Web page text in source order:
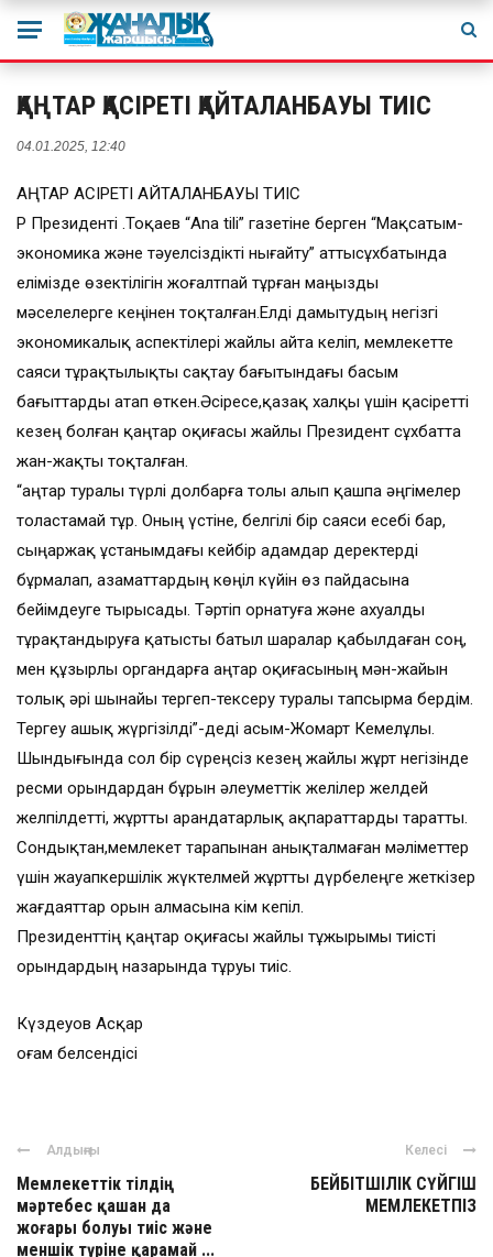
ҚАҢТАР ҚАСІРЕТІ ҚАЙТАЛАНБАУЫ ТИІС
04.01.2025, 12:40
ҚАҢТАР ҚАСІРЕТІ ҚАЙТАЛАНБАУЫ ТИІС
ҚР Президенті Қ.Тоқаев “Ana tili” газетіне берген “Мақсатым-
экономика және тәуелсіздікті нығайту” аттысұхбатында
елімізде өзектілігін жоғалтпай тұрған маңызды
мәселелерге кеңінен тоқталған.Елді дамытудың негізгі
экономикалық аспектілері жайлы айта келіп, мемлекетте
саяси тұрақтылықты сақтау бағытындағы басым
бағыттарды атап өткен.Әсіресе,қазақ халқы үшін қасіретті
кезең болған қаңтар оқиғасы жайлы Президент сұхбатта
жан-жақты тоқталған.
“Қаңтар туралы түрлі долбарға толы алып қашпа әңгімелер
толастамай тұр. Оның үстіне, белгілі бір саяси есебі бар,
сыңаржақ ұстанымдағы кейбір адамдар деректерді
бұрмалап, азаматтардың көңіл күйін өз пайдасына
бейімдеуге тырысады. Тәртіп орнатуға және ахуалды
тұрақтандыруға қатысты батыл шаралар қабылдаған соң,
мен құзырлы органдарға Қаңтар оқиғасының мән-жайын
толық әрі шынайы тергеп-тексеру туралы тапсырма бердім.
Тергеу ашық жүргізілді”-деді Қасым-Жомарт Кемелұлы.
Шындығында сол бір сүреңсіз кезең жайлы жұрт негізінде
ресми орындардан бұрын әлеуметтік желілер желдей
желпілдетті, жұртты арандатарлық ақпараттарды таратты.
Сондықтан,мемлекет тарапынан анықталмаған мәліметтер
үшін жауапкершілік жүктелмей жұртты дүрбелеңге жеткізер
жағдаяттар орын алмасына кім кепіл.
Президенттің қаңтар оқиғасы жайлы тұжырымы тиісті
орындардың назарында тұруы тиіс.
Күздеуов Асқар
Қоғам белсендісі
Алдыңғы
Мемлекеттік тілдің
мәртебес қашан да
жоғары болуы тиіс және
меншік түріне қарамай ...
Келесі
БЕЙБІТШІЛІК СҮЙГІШ
МЕМЛЕКЕТПІЗ